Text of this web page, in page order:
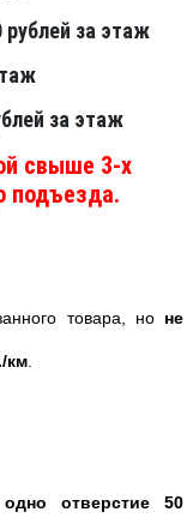
рублей за этаж
за этаж
свыше 3-х
подъезда.
товара, но не
км
одно отверстие 50